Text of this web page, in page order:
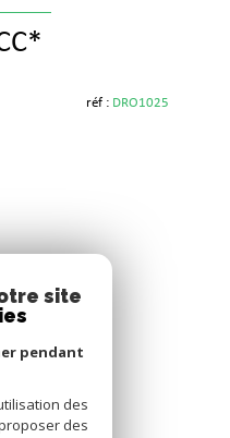
réf : DRO1025
site
pendant
des
des